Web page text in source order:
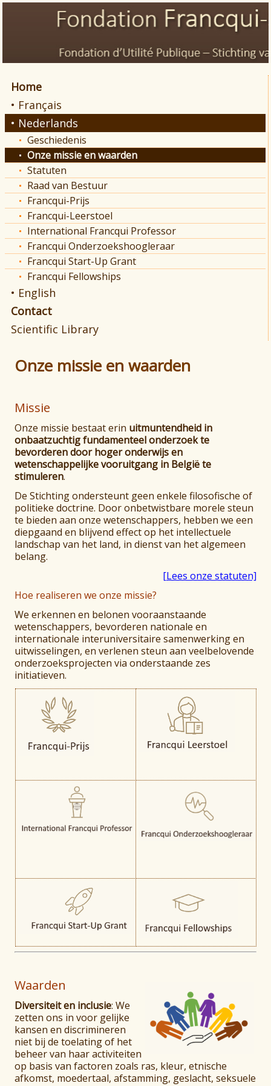
Home
• Français
• Nederlands
Geschiedenis
Onze missie en waarden
Statuten
Raad van Bestuur
Francqui-Prijs
Francqui-Leerstoel
International Francqui Professor
Francqui Onderzoekshoogleraar
Francqui Start-Up Grant
Francqui Fellowships
• English
Contact
Scientific Library
Onze missie en waarden
Missie
Onze missie bestaat erin uitmuntendheid in
onbaatzuchtig fundamenteel onderzoek te
bevorderen door hoger onderwijs en
wetenschappelijke vooruitgang in België te
stimuleren.
De Stichting ondersteunt geen enkele filosofische of
politieke doctrine. Door onbetwistbare morele steun
te bieden aan onze wetenschappers, hebben we een
diepgaand en blijvend effect op het intellectuele
landschap van het land, in dienst van het algemeen
belang.
[Lees onze statuten]
Hoe realiseren we onze missie?
We erkennen en belonen vooraanstaande
wetenschappers, bevorderen nationale en
internationale interuniversitaire samenwerking en
uitwisselingen, en verlenen steun aan veelbelovende
onderzoeksprojecten via onderstaande zes
initiatieven.
Waarden
Diversiteit en inclusie: We
zetten ons in voor gelijke
kansen en discrimineren
niet bij de toelating of het
beheer van haar activiteiten
op basis van factoren zoals ras, kleur, etnische
afkomst, moedertaal, afstamming, geslacht, seksuele